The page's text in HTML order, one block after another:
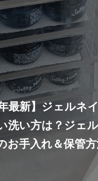
最新】ジェルネ
洗い方は？ジェ
お手入れ＆保管方
最新スキンケア情報
News
お知らせ
Brand
取り扱いブランド
Rakuten
楽天ショップ